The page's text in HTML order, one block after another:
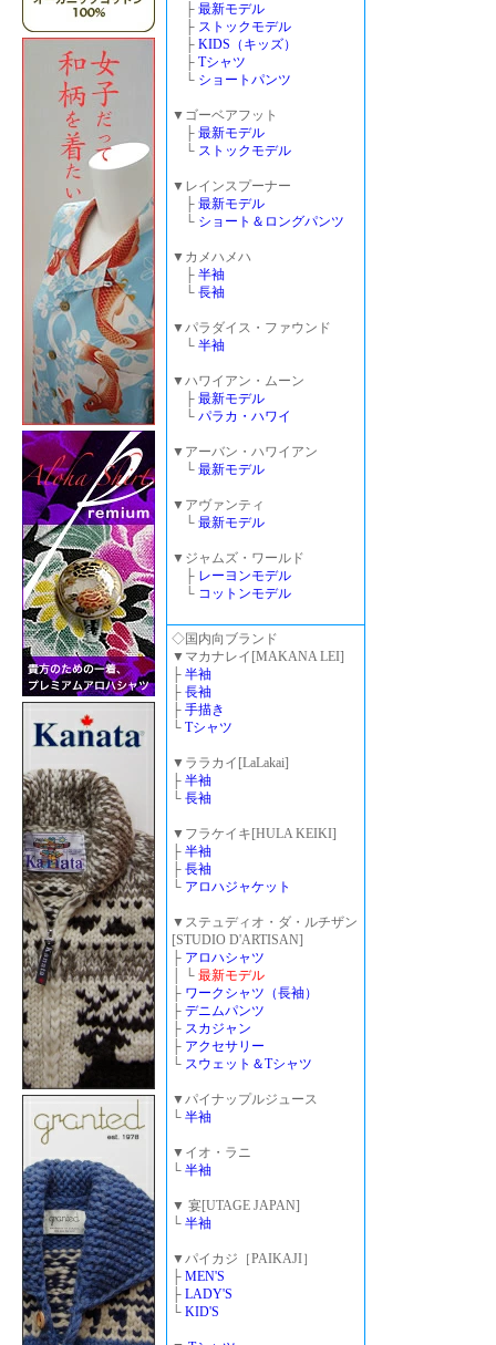
├ 最新モデル
├ ストックモデル
├ KIDS（キッズ）
├ Tシャツ
└ ショートパンツ
▼ゴーベアフット
├ 最新モデル
└ ストックモデル
▼レインスプーナー
├ 最新モデル
└ ショート＆ロングパンツ
▼カメハメハ
├ 半袖
└ 長袖
▼パラダイス・ファウンド
└ 半袖
▼ハワイアン・ムーン
├ 最新モデル
└ パラカ・ハワイ
▼アーバン・ハワイアン
└ 最新モデル
▼アヴァンティ
└ 最新モデル
▼ジャムズ・ワールド
├ レーヨンモデル
└ コットンモデル
◇国内向ブランド
▼マカナレイ[MAKANA LEI]
├ 半袖
├ 長袖
├ 手描き
└ Tシャツ
▼ララカイ[LaLakai]
├ 半袖
└ 長袖
▼フラケイキ[HULA KEIKI]
├ 半袖
├ 長袖
└ アロハジャケット
▼ステュディオ・ダ・ルチザン
[STUDIO D'ARTISAN]
├ アロハシャツ
│ └ 最新モデル
├ ワークシャツ（長袖）
├ デニムパンツ
├ スカジャン
├ アクセサリー
└ スウェット＆Tシャツ
▼パイナップルジュース
└ 半袖
▼イオ・ラニ
└ 半袖
▼ 宴[UTAGE JAPAN]
└ 半袖
▼パイカジ［PAIKAJI］
├ MEN'S
├ LADY'S
└ KID'S